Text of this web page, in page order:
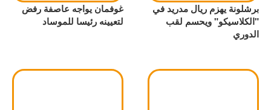
برشلونة يهزم ريال مدريد في
"الكلاسيكو" ويحسم لقب
الدوري
غوفمان يواجه عاصفة رفض
لتعيينه رئيسا للموساد